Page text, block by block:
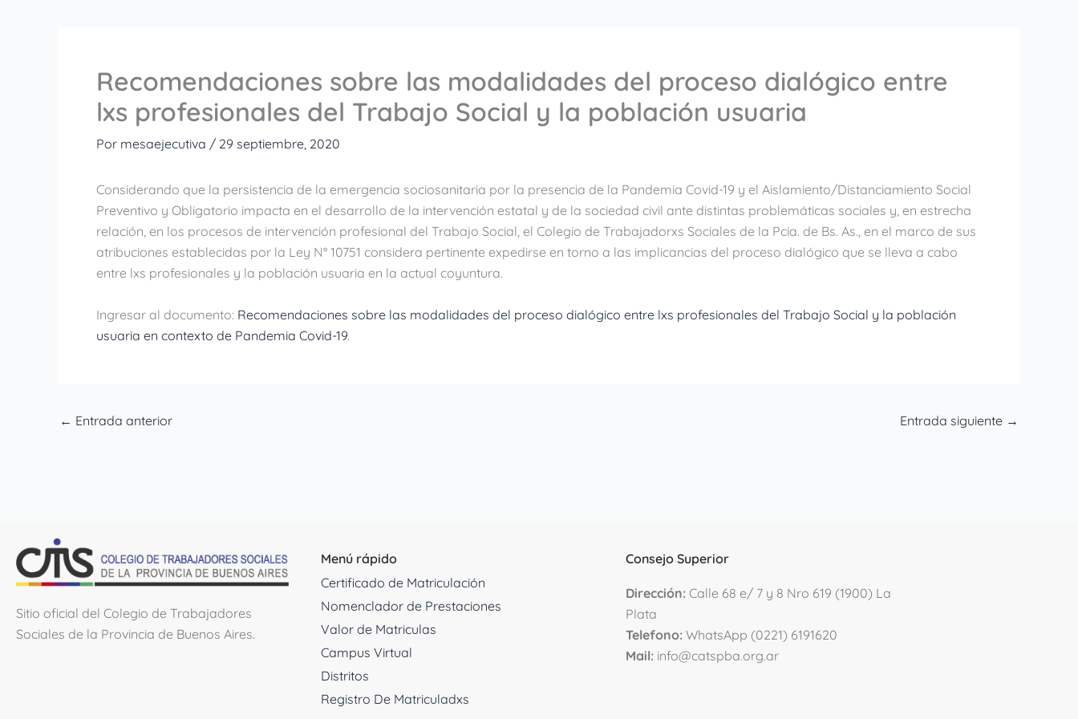
Recomendaciones sobre las modalidades del proceso dialógico entre
lxs profesionales del Trabajo Social y la población usuaria
Por mesaejecutiva / 29 septiembre, 2020
Considerando que la persistencia de la emergencia sociosanitaria por la presencia de la Pandemia Covid-19 y el Aislamiento/Distanciamiento Social
Preventivo y Obligatorio impacta en el desarrollo de la intervención estatal y de la sociedad civil ante distintas problemáticas sociales y, en estrecha
relación, en los procesos de intervención profesional del Trabajo Social, el Colegio de Trabajadorxs Sociales de la Pcia. de Bs. As., en el marco de sus
atribuciones establecidas por la Ley N° 10751 considera pertinente expedirse en torno a las implicancias del proceso dialógico que se lleva a cabo
entre lxs profesionales y la población usuaria en la actual coyuntura.
Ingresar al documento: Recomendaciones sobre las modalidades del proceso dialógico entre lxs profesionales del Trabajo Social y la población
usuaria en contexto de Pandemia Covid-19.
← Entrada anterior Entrada siguiente →
Sitio oficial del Colegio de Trabajadores
Sociales de la Provincia de Buenos Aires.
Menú rápido
Certificado de Matriculación
Nomenclador de Prestaciones
Valor de Matriculas
Campus Virtual
Distritos
Registro De Matriculadxs
Consejo Superior
Dirección:Calle 68 e/ 7 y 8 Nro 619 (1900) La
Plata
Telefono: WhatsApp (0221) 6191620
Mail:info@catspba.org.ar